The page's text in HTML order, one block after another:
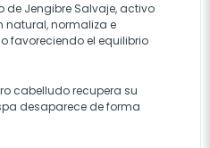
de Jengibre Salvaje, activo
natural, normaliza e
favoreciendo el equilibrio
cabelludo recupera su
desaparece de forma